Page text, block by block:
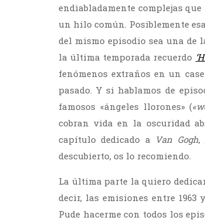
endiabladamente complejas
un hilo común. Posiblemente
del mismo episodio sea una de
la última temporada recuerdo
fenómenos extraños en un
pasado. Y si hablamos de
famosos «ángeles llorones» (
cobran vida en la oscuridad
capítulo dedicado a Van Gogh,
descubierto, os lo recomiendo.
La última parte la quiero
decir, las emisiones entre 1963
Pude hacerme con todos los